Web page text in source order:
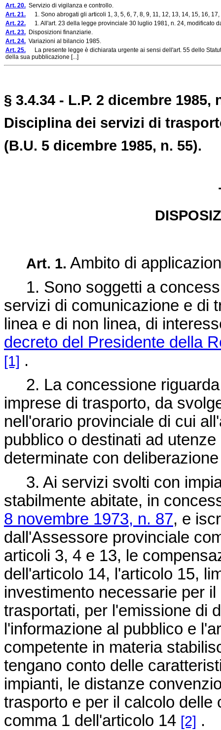
Art. 20. Servizio di vigilanza e controllo.
Art. 21. 1. Sono abrogati gli articoli 1, 3, 5, 6, 7, 8, 9, 11, 12, 13, 14, 15, 16,
Art. 22. 1. All'art. 23 della legge provinciale 30 luglio 1981, n. 24, modificato
Art. 23. Disposizioni finanziarie.
Art. 24. Variazioni al bilancio 1985.
Art. 25. La presente legge è dichiarata urgente ai sensi dell'art. 55 dello
della sua pubblicazione [...]
§ 3.4.34 - L.P. 2 dicembre 1985,
Disciplina dei servizi di
(B.U. 5 dicembre 1985, n. 55).
Art. 1. Ambito di
1. Sono soggetti a
servizi di comunicazione e di
linea e di non linea, di
decreto del Presidente della
[1] .
2. La concessione riguarda
imprese di trasporto, da
nell'orario provinciale di cui
pubblico o destinati ad
determinate con
3. Ai servizi svolti con
stabilmente abitate, in
8 novembre 1973, n. 87, e
dall'Assessore provinciale
articoli 3, 4 e 13, le
dell'articolo 14, l'articolo 15,
investimento necessarie per
trasportati, per l'emissione di
l'informazione al pubblico e
competente in materia
tengano conto delle
impianti, le distanze
trasporto e per il calcolo delle
comma 1 dell'articolo 14 [2] .